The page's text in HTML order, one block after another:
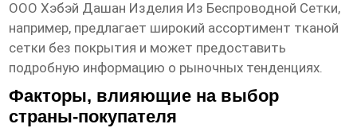
ООО Хэбэй Дашан Изделия Из Беспроводной Сетки,
например, предлагает широкий ассортимент тканой
сетки без покрытия и может предоставить
подробную информацию о рыночных тенденциях.
Факторы, влияющие на выбор
страны-покупателя